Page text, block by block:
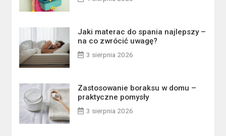
Jaki materac do spania najlepszy –
na co zwrócić uwagę?
3 sierpnia 2026
Zastosowanie boraksu w domu –
praktyczne pomysły
3 sierpnia 2026